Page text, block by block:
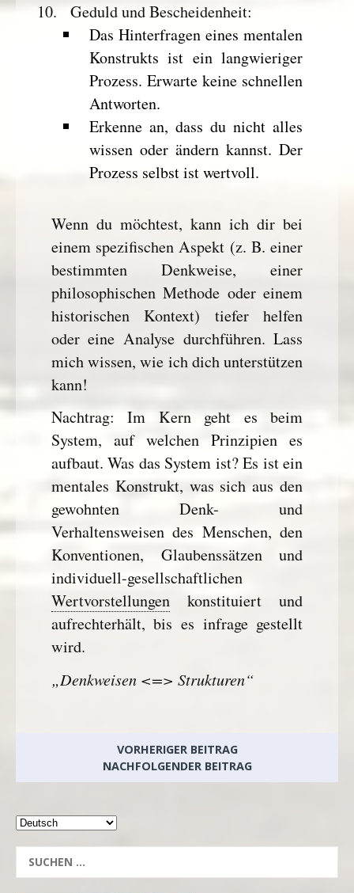
Geduld und Bescheidenheit:
Das Hinterfragen eines mentalen
Konstrukts ist ein langwieriger
Prozess. Erwarte keine schnellen
Antworten.
Erkenne an, dass du nicht alles
wissen oder ändern kannst. Der
Prozess selbst ist wertvoll.
Wenn du möchtest, kann ich dir bei
einem spezifischen Aspekt (z. B. einer
bestimmten Denkweise, einer
philosophischen Methode oder einem
historischen Kontext) tiefer helfen
oder eine Analyse durchführen. Lass
mich wissen, wie ich dich unterstützen
kann!
Nachtrag: Im Kern geht es beim
System, auf welchen Prinzipien es
aufbaut. Was das System ist? Es ist ein
mentales Konstrukt, was sich aus den
gewohnten Denk- und
Verhaltensweisen des Menschen, den
Konventionen, Glaubenssätzen und
individuell-gesellschaftlichen
Wertvorstellungenkonstituiert und
aufrechterhält, bis es infrage gestellt
wird.
„Denkweisen <=> Strukturen“
VORHERIGER BEITRAG
NACHFOLGENDER BEITRAG